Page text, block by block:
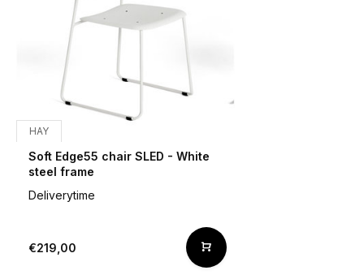
HAY
Soft Edge55 chair SLED - White
steel frame
Deliverytime
€219,00